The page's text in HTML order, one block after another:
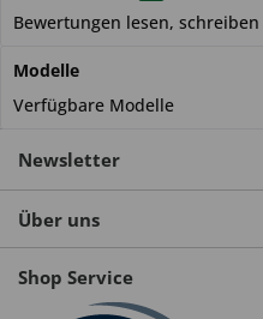
Bewertungen lesen,
Modelle
Verfügbare Modelle
Newsletter
Über uns
Shop Service